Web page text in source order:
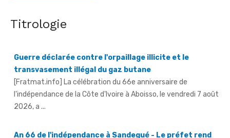
Titrologie
transvasement illégal du gaz butane
[Fratmat.info] La célébration du 66e anniversaire de
l'indépendance de la Côte d'Ivoire à Aboisso, le vendredi 7 août
2026, a ...
hommage au Président Ouattara pour la consolidation